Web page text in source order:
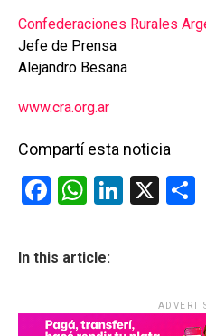
Confederaciones Rurales
Jefe de Prensa
Alejandro Besana
www.cra.org.ar
Compartí esta noticia
F
ce
o
W
at
A
Li
n
X
In this article: